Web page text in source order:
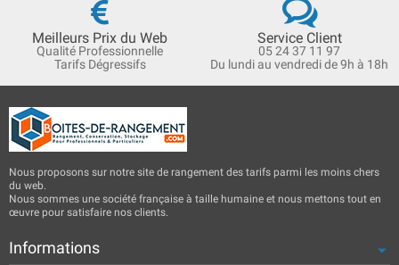
Meilleurs Prix du Web
Qualité Professionnelle
Tarifs Dégressifs
Service Client
05 24 37 11 97
Du lundi au vendredi de 9h à 18h
Nous proposons sur notre site de rangement des tarifs parmi les moins chers
du web.
Nous sommes une société française à taille humaine et nous mettons tout en
œuvre pour satisfaire nos clients.
Informations